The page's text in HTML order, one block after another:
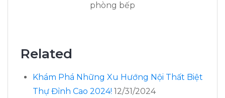
phòng bếp
Related
Khám Phá Những Xu Hướng Nội Thất Biệt
Thự Đỉnh Cao 2024! 12/31/2024